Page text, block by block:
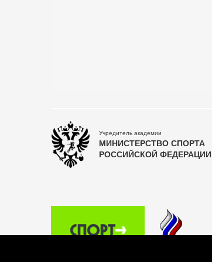
Учредитель академии
МИНИСТЕРСТВО СПОРТА
РОССИЙСКОЙ ФЕДЕРАЦИИ